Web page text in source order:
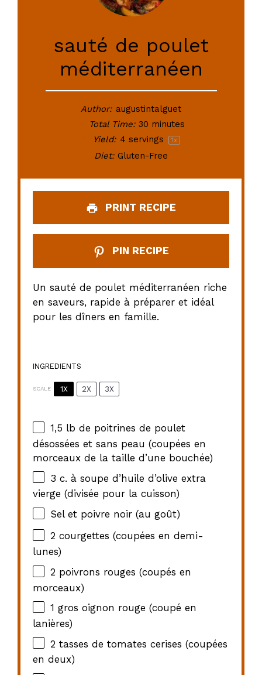
sauté de poulet
méditerranéen
Author: augustintalguet
Total Time: 30 minutes
Yield: 4 servings 1x
Diet: Gluten-Free
PRINT RECIPE
PIN RECIPE
Un sauté de poulet méditerranéen riche
en saveurs, rapide à préparer et idéal
pour les dîners en famille.
INGREDIENTS
SCALE 1X 2X 3X
1,5 lb de poitrines de poulet
désossées et sans peau (coupées en
morceaux de la taille d’une bouchée)
3 c. à soupe d’huile d’olive extra
vierge (divisée pour la cuisson)
Sel et poivre noir (au goût)
2 courgettes (coupées en demi-
lunes)
2 poivrons rouges (coupés en
morceaux)
1 gros oignon rouge (coupé en
lanières)
2 tasses de tomates cerises (coupées
en deux)